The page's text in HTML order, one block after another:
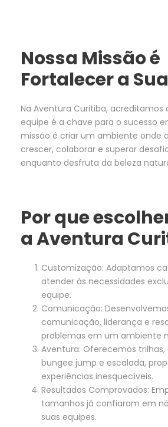
Nossa Missãoé
Fortalecera Sua
Na Aventura Curitiba, acreditamos
equipe é a chave para o sucesso
missão é criar um ambiente onde a
crescer, colaborar e superar
enquanto desfruta da beleza
Porque
aAventura
Customização: Adaptamos
atender às necessidades
equipe.
Comunicação:
comunicação, liderança e
problemas em um ambiente
Aventura: Oferecemos trilhas,
bungee jump e escalada,
experiências inesquecíveis.
Resultados Comprovados:
tamanhos já confiaram em nó
suas equipes.